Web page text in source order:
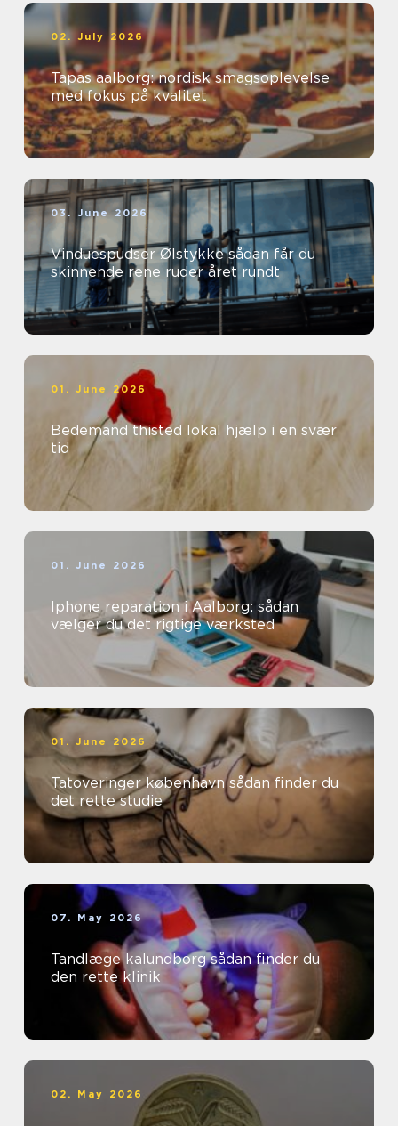
02. July 2026
Tapas aalborg: nordisk smagsoplevelse
med fokus på kvalitet
03. June 2026
Vinduespudser Ølstykke sådan får du
skinnende rene ruder året rundt
01. June 2026
Bedemand thisted lokal hjælp i en svær
tid
01. June 2026
Iphone reparation i Aalborg: sådan
vælger du det rigtige værksted
01. June 2026
Tatoveringer københavn sådan finder du
det rette studie
07. May 2026
Tandlæge kalundborg sådan finder du
den rette klinik
02. May 2026